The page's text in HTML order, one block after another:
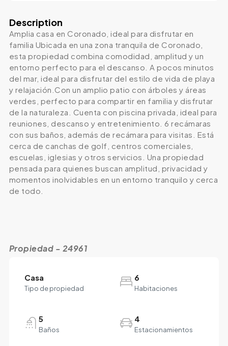
Description
Amplia casa en Coronado, ideal para disfrutar en
familia Ubicada en una zona tranquila de Coronado,
esta propiedad combina comodidad, amplitud y un
entorno perfecto para el descanso. A pocos minutos
del mar, ideal para disfrutar del estilo de vida de playa
y relajación.Con un amplio patio con árboles y áreas
verdes, perfecto para compartir en familia y disfrutar
de la naturaleza. Cuenta con piscina privada, ideal para
reuniones, descanso y entretenimiento. 6 recámaras
con sus baños, además de recámara para visitas. Está
cerca de canchas de golf, centros comerciales,
escuelas, iglesias y otros servicios. Una propiedad
pensada para quienes buscan amplitud, privacidad y
momentos inolvidables en un entorno tranquilo y cerca
de todo.
Propiedad - 24961
Casa
Tipo de propiedad
6
Habitaciones
5
Baños
4
Estacionamientos